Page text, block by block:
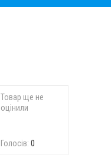
Товар ще не
оцінили
Голосів: 0